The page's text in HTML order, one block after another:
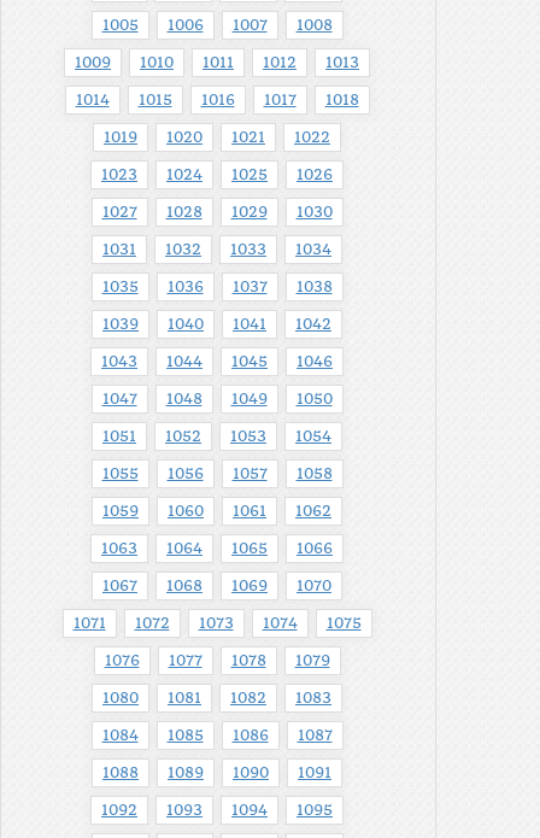
1005 1006 1007 1008
1009 1010 1011 1012 1013
1014 1015 1016 1017 1018
1019 1020 1021 1022
1023 1024 1025 1026
1027 1028 1029 1030
1031 1032 1033 1034
1035 1036 1037 1038
1039 1040 1041 1042
1043 1044 1045 1046
1047 1048 1049 1050
1051 1052 1053 1054
1055 1056 1057 1058
1059 1060 1061 1062
1063 1064 1065 1066
1067 1068 1069 1070
1071 1072 1073 1074 1075
1076 1077 1078 1079
1080 1081 1082 1083
1084 1085 1086 1087
1088 1089 1090 1091
1092 1093 1094 1095